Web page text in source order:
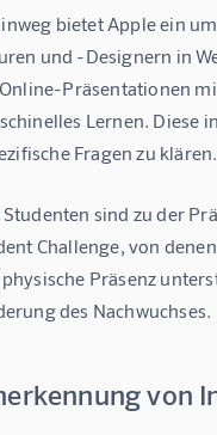
bietet Apple ein
und -Designern in
Präsentationen
Lernen.
Fragen zu klären.
sind zu der
Challenge, von
Präsenz
des Nachwuchses.
von